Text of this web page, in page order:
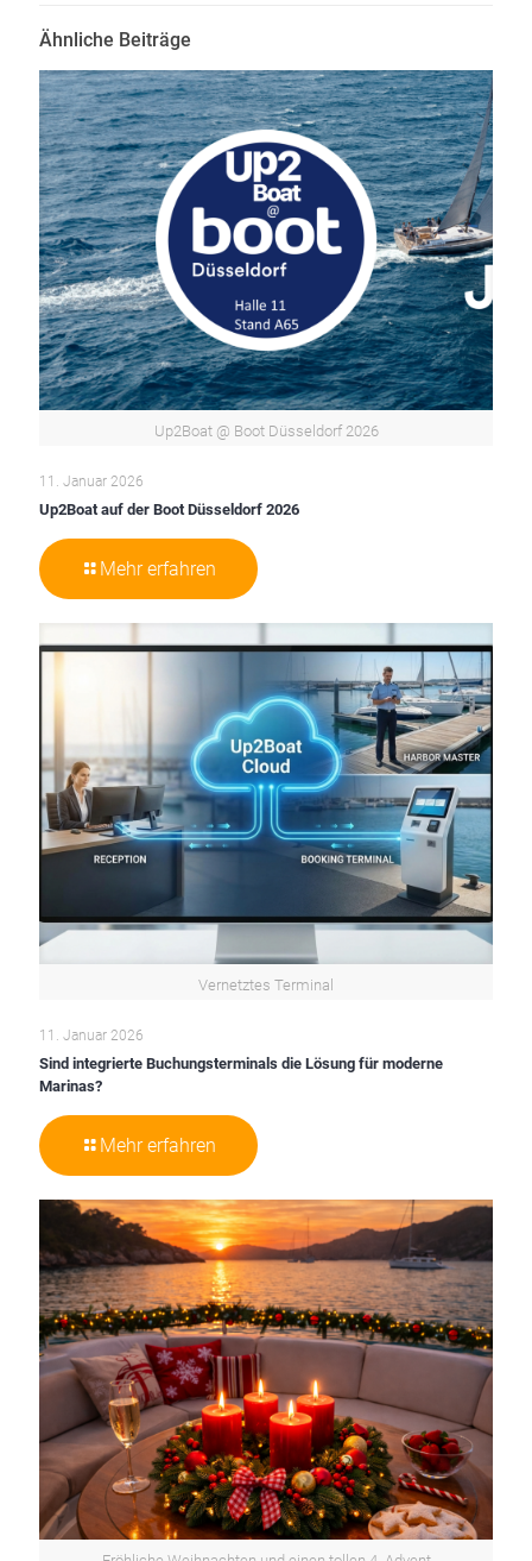
Ähnliche Beiträge
Up2Boat @ Boot Düsseldorf 2026
11. Januar 2026
Up2Boat auf der Boot Düsseldorf 2026
Mehr erfahren
Vernetztes Terminal
11. Januar 2026
Sind integrierte Buchungsterminals die Lösung für moderne
Marinas?
Mehr erfahren